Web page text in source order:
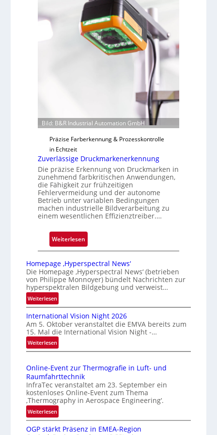
a
i
l
o
u
F
e
a
u
s
Bild: B&R Industrial Automation GmbH
Präzise Farberkennung & Prozesskontrolle
in Echtzeit
Zuverlässige Druckmarkenerkennung
Die präzise Erkennung von Druckmarken in
zunehmend farbkritischen Anwendungen,
die Fähigkeit zur frühzeitigen
Fehlervermeidung und der autonome
Betrieb unter variablen Bedingungen
machen industrielle Bildverarbeitung zu
einem wesentlichen Effizienztreiber.…
Weiterlesen:
Z
v
e
r
ä
s
s
g
D
r
u
c
m
a
Homepage ‚Hyperspectral News‘
Die Homepage ‚Hyperspectral News‘ (betrieben
von Philippe Monnoyer) bündelt Nachrichten zur
hyperspektralen Bildgebung und verweist…
Weiterlesen:
H
o
m
e
p
a
e
‚
H
y
p
e
r
International Vision Night 2026
Am 5. Oktober veranstaltet die EMVA bereits zum
15. Mal die International Vision Night -…
Weiterlesen:
I
t
e
r
n
a
t
Online-Event zur Thermografie in Luft- und
Raumfahrttechnik
InfraTec veranstaltet am 23. September ein
kostenloses Online-Event zum Thema
‚Thermography in Aerospace Engineering‘.
Weiterlesen:
O
n
OGP stärkt Präsenz in EMEA-Region